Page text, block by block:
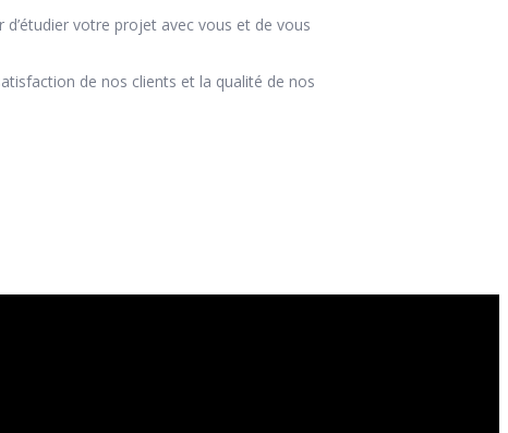
d’étudier votre projet avec vous et de vous
de nos clients et la qualité de nos